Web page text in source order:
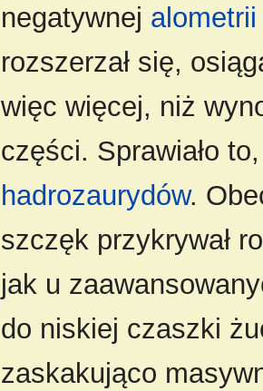
negatywnej alometrii
rozszerzał się,
więc więcej, niż
części. Sprawiało
hadrozaurydów.
szczęk przykrywał
jak u
do niskiej czaszki
zaskakująco